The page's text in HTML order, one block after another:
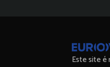
Este site é